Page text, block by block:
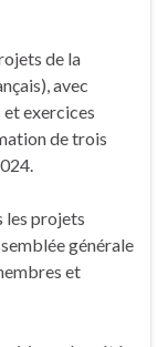
de la
avec
exercices
de trois
les projets
générale
et